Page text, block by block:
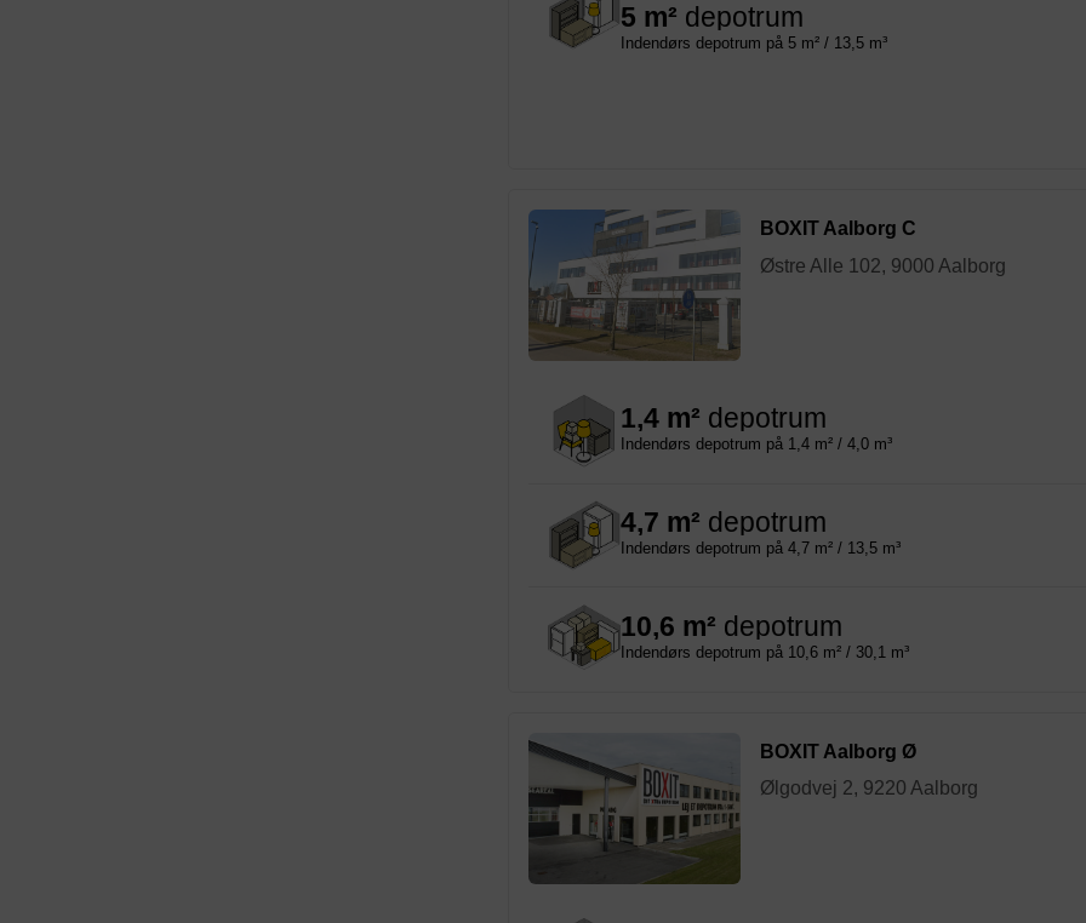
5 m² depotrum
Indendørs depotrum på 5 m² / 13,5 m³
BOXIT Aalborg C
Østre Alle 102, 9000 Aalborg
1,4 m² depotrum
Indendørs depotrum på 1,4 m² / 4,0 m³
4,7 m² depotrum
Indendørs depotrum på 4,7 m² / 13,5 m³
10,6 m² depotrum
Indendørs depotrum på 10,6 m² / 30,1 m³
BOXIT Aalborg Ø
Ølgodvej 2, 9220 Aalborg